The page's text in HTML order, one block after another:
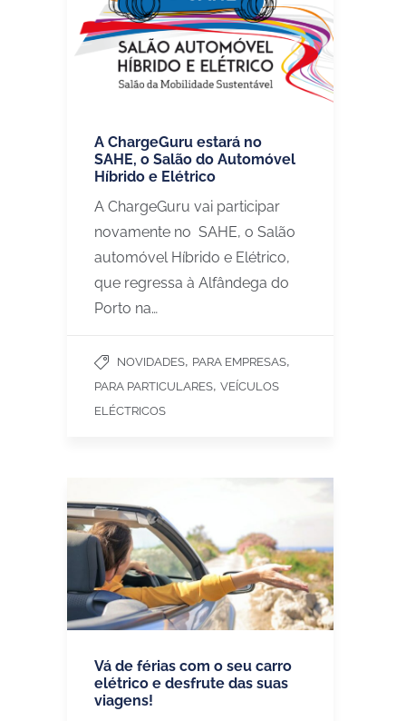
A ChargeGuru estará no
SAHE, o Salão do Automóvel
Híbrido e Elétrico
A ChargeGuru vai participar
novamente no SAHE, o Salão
automóvel Híbrido e Elétrico,
que regressa à Alfândega do
Porto na…
NOVIDADES, PARA EMPRESAS,
PARA PARTICULARES, VEÍCULOS
ELÉCTRICOS
Vá de férias com o seu carro
elétrico e desfrute das suas
viagens!